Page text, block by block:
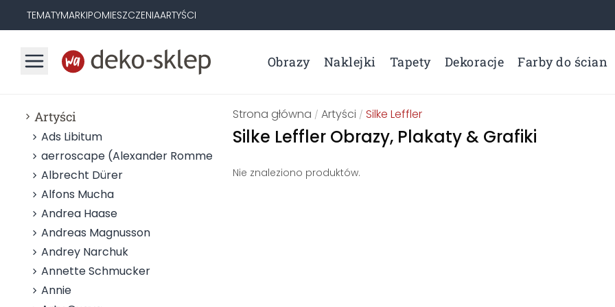
TEMATYMARKIPOMIESZCZENIAARTYŚCI
Obrazy Naklejki Tapety Dekoracje Farby do ścian
Artyści
Ads Libitum
aerroscape (Alexander Rommel)
Albrecht Dürer
Alfons Mucha
Andrea Haase
Andreas Magnusson
Andrey Narchuk
Annette Schmucker
Annie
Strona główna /Artyści / Silke Leffler
Silke Leffler Obrazy, Plakaty & Grafiki
Nie znaleziono produktów.